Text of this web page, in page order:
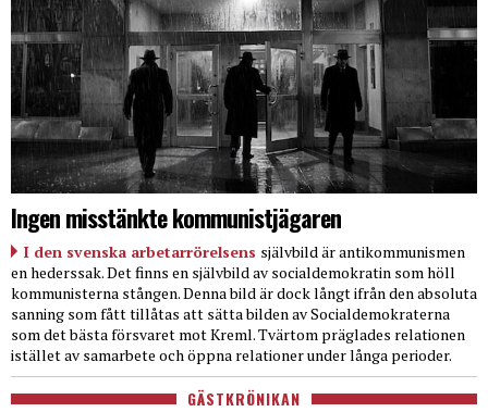
Ingen misstänkte kommunistjägaren
I den svenska arbetarrörelsens självbild är antikommunismen
en hederssak. Det finns en självbild av socialdemokratin som höll
kommunisterna stången. Denna bild är dock långt ifrån den absoluta
sanning som fått tillåtas att sätta bilden av Socialdemokraterna
som det bästa försvaret mot Kreml. Tvärtom präglades relationen
istället av samarbete och öppna relationer under långa perioder.
GÄSTKRÖNIKAN